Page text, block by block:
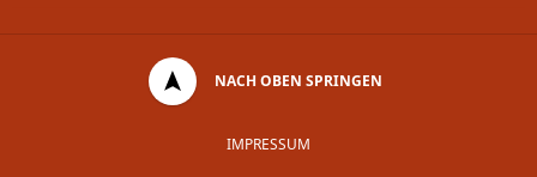
NACH OBEN SPRINGEN
IMPRESSUM